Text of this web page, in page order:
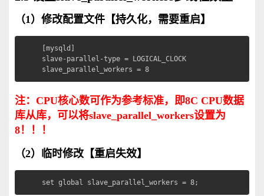
（1）修改配置文件【持久化，需要重启】
[mysqld]
slave-parallel-type = LOGICAL_CLOCK
slave_parallel_workers = 8
注：CPU核心数可作为参考标准，即8C CPU数据
库从库，可以将slave_parallel_workers设置为
8！！！
（2）临时修改【重启失效】
set global slave_parallel_workers = 8;